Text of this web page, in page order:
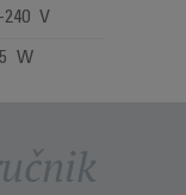
240 V
W